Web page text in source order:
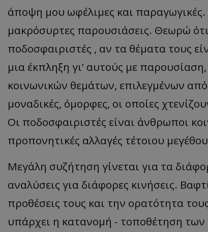
άποψη μου ωφέλιμες και
μακρόσυρτες παρουσιάσεις. Θεωρώ
ποδοσφαιριστές , αν τα θέματα τους
μια έκπληξη γι’ αυτούς με
κοινωνικών θεμάτων, επιλεγμένων
μοναδικές, όμορφες, οι οποίες
Οι ποδοσφαιριστές είναι άνθρωποι
προπονητικές αλλαγές τέτοιου
Μεγάλη συζήτηση γίνεται για τα
αναλύσεις για διάφορες κινήσεις.
προθέσεις τους και την ορατότητα
υπάρχει η κατανομή - τοποθέτηση